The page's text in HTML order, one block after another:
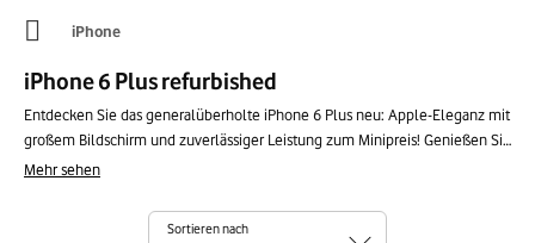
iPhone
iPhone 6 Plus refurbished
Entdecken Sie das generalüberholte iPhone 6 Plus neu: Apple-Eleganz mit
großem Bildschirm und zuverlässiger Leistung zum Minipreis! Genießen Sie
ein reibungsloses Erlebnis für Ihre Essentials, Fotos und Videos. Diese
zu einem kleinen Budget suchen und gleichzeitig ihren ökologischen
Mehr sehen
Sortieren nach